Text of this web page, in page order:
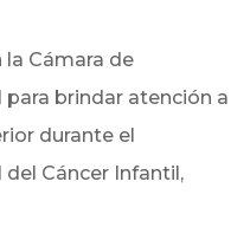
la Cámara de
brindar atención a
durante el
Cáncer Infantil,